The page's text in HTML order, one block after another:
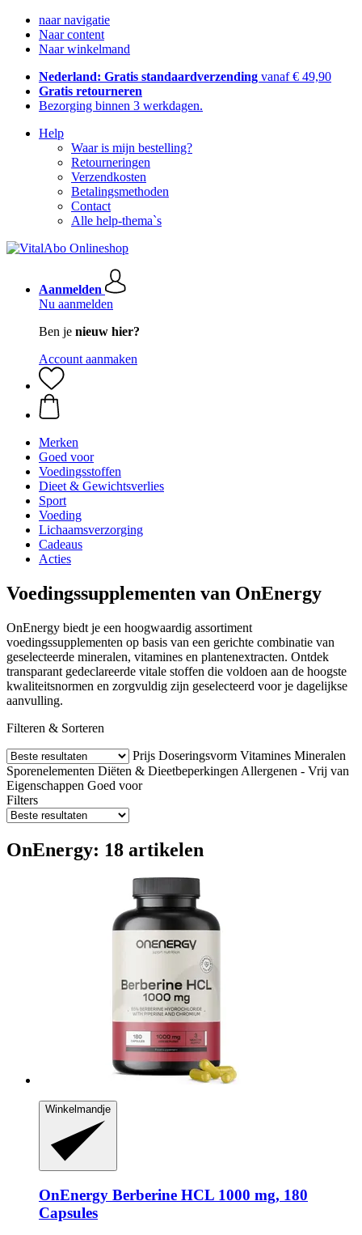
naar navigatie
Naar content
Naar winkelmand
Nederland: Gratis standaardverzending vanaf € 49,90
Gratis retourneren
Bezorging binnen 3 werkdagen.
Help
Waar is mijn bestelling?
Retourneringen
Verzendkosten
Betalingsmethoden
Contact
Alle help-thema`s
Aanmelden
Nu aanmelden
Ben je nieuw hier?
Account aanmaken
Merken
Goed voor
Voedingsstoffen
Dieet & Gewichtsverlies
Sport
Voeding
Lichaamsverzorging
Cadeaus
Acties
Voedingssupplementen van OnEnergy
OnEnergy biedt je een hoogwaardig assortiment
voedingssupplementen op basis van een gerichte combinatie van
geselecteerde mineralen, vitamines en plantenextracten. Ontdek
transparant gedeclareerde vitale stoffen die voldoen aan de hoogste
kwaliteitsnormen en zorgvuldig zijn geselecteerd voor je dagelijkse
aanvulling.
Filteren & Sorteren
Prijs Doseringsvorm Vitamines Mineralen
Sporenelementen Diëten & Dieetbeperkingen Allergenen - Vrij van
Eigenschappen Goed voor
Filters
OnEnergy: 18 artikelen
Winkelmandje
OnEnergy Berberine HCL 1000 mg, 180
Capsules